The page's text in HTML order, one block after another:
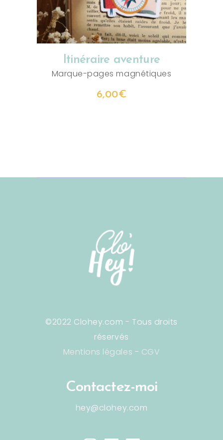
Itinéraire aventure
Marque-pages magnétiques
6,00€
©2022 Clohey.com - Tous droits
réservés
Mentions légales - CGV
Contactez-moi
hey@clohey.com